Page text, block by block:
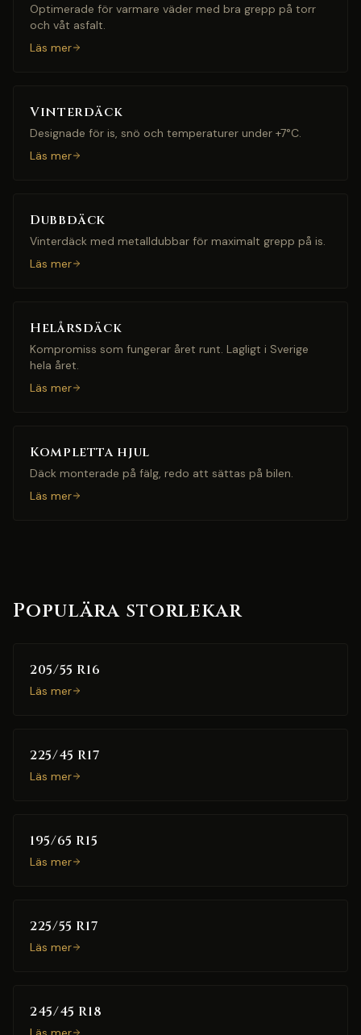
Optimerade för varmare väder med bra grepp på torr
och våt asfalt.
Läs mer
Vinterdäck
Designade för is, snö och temperaturer under +7°C.
Läs mer
Dubbdäck
Vinterdäck med metalldubbar för maximalt grepp på is.
Läs mer
Helårsdäck
Kompromiss som fungerar året runt. Lagligt i Sverige
hela året.
Läs mer
Kompletta hjul
Däck monterade på fälg, redo att sättas på bilen.
Läs mer
Populära storlekar
205/55 R16
Läs mer
225/45 R17
Läs mer
195/65 R15
Läs mer
225/55 R17
Läs mer
245/45 R18